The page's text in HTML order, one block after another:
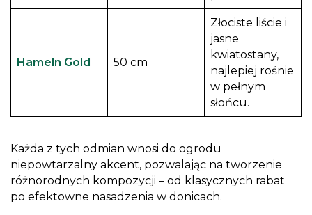
Hameln Gold 50 cm
Złociste liście i
jasne
kwiatostany,
najlepiej rośnie
w pełnym
słońcu.
Każda z tych odmian wnosi do ogrodu
niepowtarzalny akcent, pozwalając na tworzenie
różnorodnych kompozycji – od klasycznych rabat
po efektowne nasadzenia w donicach.